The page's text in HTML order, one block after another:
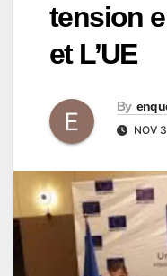
tension
et L’UE
By
NOV